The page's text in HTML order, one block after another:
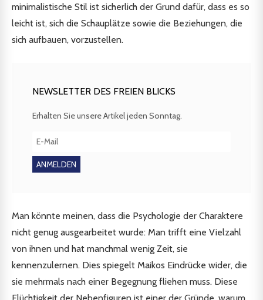
minimalistische Stil ist sicherlich der Grund dafür, dass es so
leicht ist, sich die Schauplätze sowie die Beziehungen, die
sich aufbauen, vorzustellen.
NEWSLETTER DES FREIEN BLICKS
Erhalten Sie unsere Artikel jeden Sonntag.
Man könnte meinen, dass die Psychologie der Charaktere
nicht genug ausgearbeitet wurde: Man trifft eine Vielzahl
von ihnen und hat manchmal wenig Zeit, sie
kennenzulernen. Dies spiegelt Maikos Eindrücke wider, die
sie mehrmals nach einer Begegnung fliehen muss. Diese